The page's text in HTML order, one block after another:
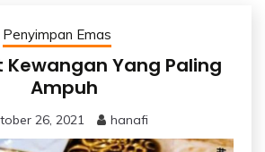
Penyimpan Emas
Kewangan Yang Paling
Ampuh
26, 2021 hanafi